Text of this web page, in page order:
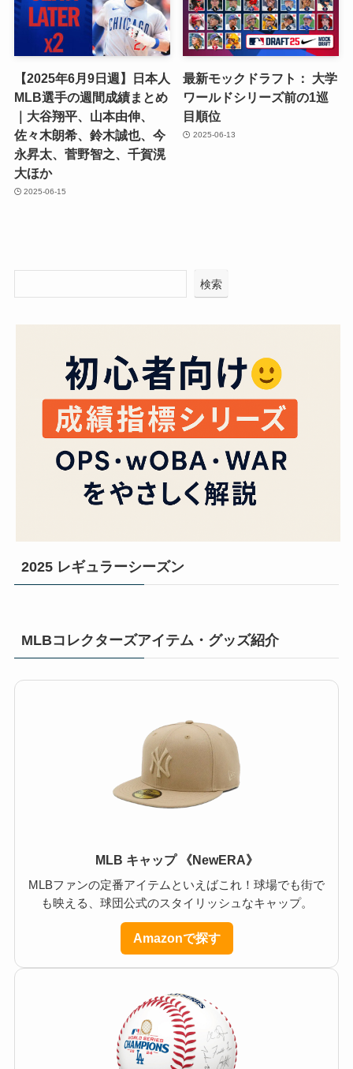
【2025年6月9日週】日本人
MLB選手の週間成績まとめ
｜大谷翔平、山本由伸、
佐々木朗希、鈴木誠也、今
永昇太、菅野智之、千賀滉
大ほか
2025-06-15
最新モックドラフト： 大学
ワールドシリーズ前の1巡
目順位
2025-06-13
検索
2025 レギュラーシーズン
MLBコレクターズアイテム・グッズ紹介
MLB キャップ 《NewERA》
MLBファンの定番アイテムといえばこれ！球場でも街で
も映える、球団公式のスタイリッシュなキャップ。
Amazonで探す